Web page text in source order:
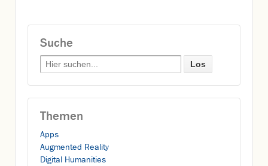
Suche
Search for:
Themen
Apps
Augmented Reality
Digital Humanities